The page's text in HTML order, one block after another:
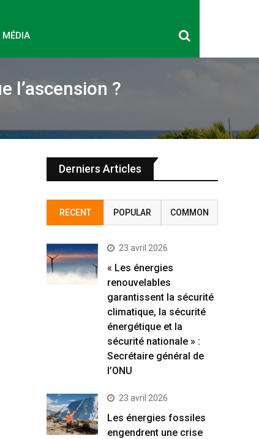
MÉDIA
l’ascension ?
Derniers Articles
RECENT POPULAR COMMON
23 avril 2026
« Les énergies
renouvelables
garantissent la sécurité
climatique, la sécurité
énergétique et la
sécurité nationale » :
Secrétaire général de
l’ONU
23 avril 2026
Les énergies fossiles
engendrent une crise